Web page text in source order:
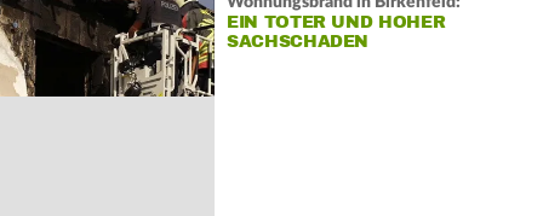
EIN TOTER UND HOHER
SACHSCHADEN